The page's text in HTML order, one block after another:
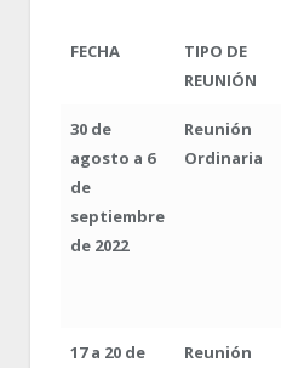
FECHA
TIPO DE
REUNIÓN
30 de
agosto a 6
de
septiembre
de 2022
Reunión
Ordinaria
17 a 20 de
Reunión